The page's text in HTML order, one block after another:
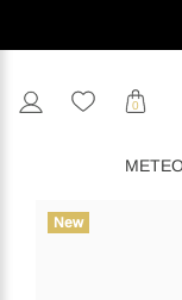
0
New